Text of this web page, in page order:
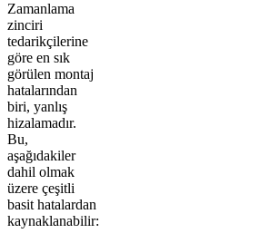
Zamanlama
zinciri
tedarikçilerine
göre en sık
görülen montaj
hatalarından
biri, yanlış
hizalamadır.
Bu,
aşağıdakiler
dahil olmak
üzere çeşitli
basit hatalardan
kaynaklanabilir: